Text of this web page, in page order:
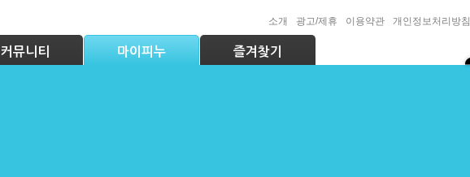
소개 광고/제휴 이용약관 개인정보처리방침
커뮤니티 마이피누 즐겨찾기